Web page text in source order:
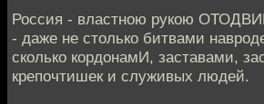
Россия - властною рукою
- даже не столько битвами
сколько кордонамИ, заставами,
крепочтишек и служивых людей.